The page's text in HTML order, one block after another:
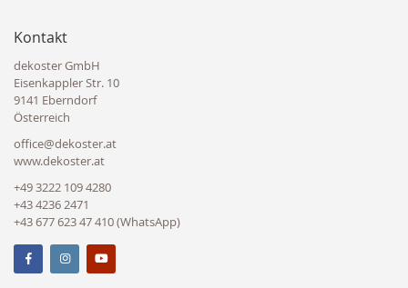
Kontakt
dekoster GmbH
Eisenkappler Str. 10
9141 Eberndorf
Österreich
office@dekoster.at
www.dekoster.at
+49 3222 109 4280
+43 4236 2471
+43 677 623 47 410 (WhatsApp)